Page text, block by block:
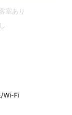
客室あり
し
/Wi-Fi